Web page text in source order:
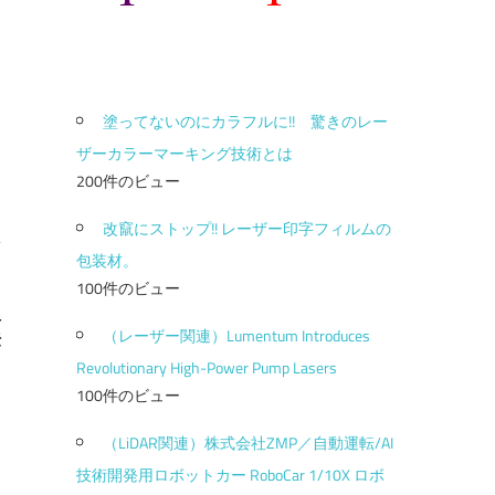
塗ってないのにカラフルに!! 驚きのレー
ザーカラーマーキング技術とは
200件のビュー
改竄にストップ!! レーザー印字フィルムの
包装材。
100件のビュー
（レーザー関連）Lumentum Introduces
Revolutionary High-Power Pump Lasers
100件のビュー
（LiDAR関連）株式会社ZMP／自動運転/AI
技術開発用ロボットカー RoboCar 1/10X ロボ